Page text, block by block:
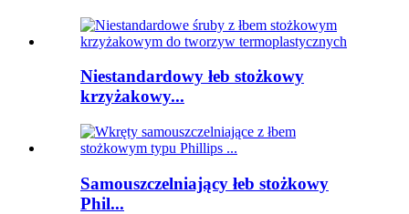
Niestandardowy łeb stożkowy
krzyżakowy...
Samouszczelniający łeb stożkowy
Phil...